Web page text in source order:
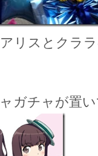
リスとクラ
ガチャが置